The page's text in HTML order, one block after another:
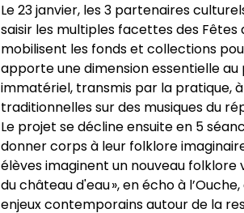
Le 23 janvier, les 3 partenaires
saisir les multiples facettes des Fêtes
mobilisent les fonds et collections
apporte une dimension essentielle
immatériel, transmis par la pratique,
traditionnelles sur des musiques du
Le projet se décline ensuite en 5
donner corps à leur folklore
élèves imaginent un nouveau
du château d'eau », en écho à
enjeux contemporains autour de la